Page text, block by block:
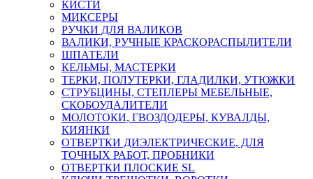
КИСТИ
МИКСЕРЫ
РУЧКИ ДЛЯ ВАЛИКОВ
ВАЛИКИ, РУЧНЫЕ КРАСКОРАСПЫЛИТЕЛИ
ШПАТЕЛИ
КЕЛЬМЫ, МАСТЕРКИ
ТЕРКИ, ПОЛУТЕРКИ, ГЛАДИЛКИ, УТЮЖКИ
СТРУБЦИНЫ, СТЕПЛЕРЫ МЕБЕЛЬНЫЕ,
СКОБОУДАЛИТЕЛИ
МОЛОТОКИ, ГВОЗДОДЕРЫ, КУВАЛДЫ,
КИЯНКИ
ОТВЕРТКИ ДИЭЛЕКТРИЧЕСКИЕ, ДЛЯ
ТОЧНЫХ РАБОТ, ПРОБНИКИ
ОТВЕРТКИ ПЛОСКИЕ SL